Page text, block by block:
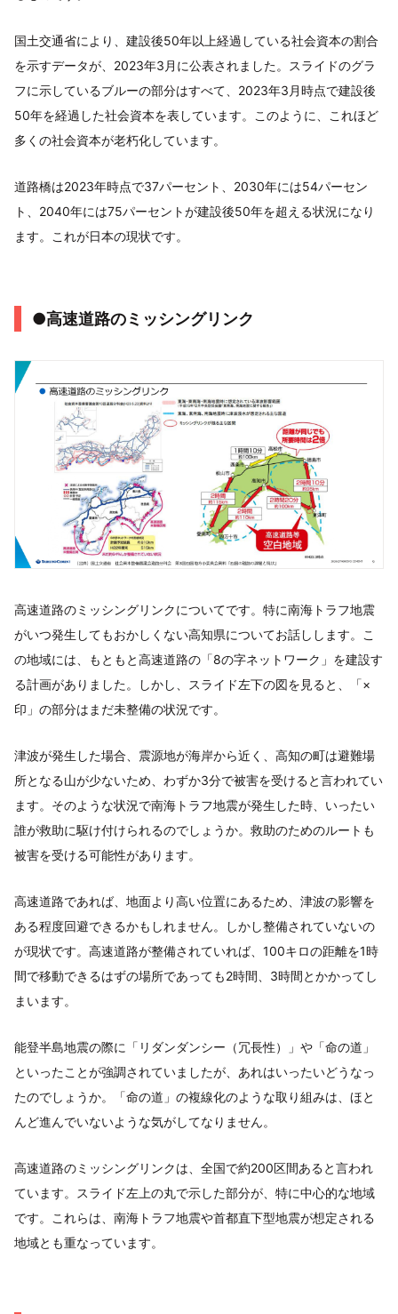
国土交通省により、建設後50年以上経過している社会資本の割合
を示すデータが、2023年3月に公表されました。スライドのグラ
フに示しているブルーの部分はすべて、2023年3月時点で建設後
50年を経過した社会資本を表しています。このように、これほど
多くの社会資本が老朽化しています。
道路橋は2023年時点で37パーセント、2030年には54パーセン
ト、2040年には75パーセントが建設後50年を超える状況になり
ます。これが日本の現状です。
●高速道路のミッシングリンク
高速道路のミッシングリンクについてです。特に南海トラフ地震
がいつ発生してもおかしくない高知県についてお話しします。こ
の地域には、もともと高速道路の「8の字ネットワーク」を建設す
る計画がありました。しかし、スライド左下の図を見ると、「×
印」の部分はまだ未整備の状況です。
津波が発生した場合、震源地が海岸から近く、高知の町は避難場
所となる山が少ないため、わずか3分で被害を受けると言われてい
ます。そのような状況で南海トラフ地震が発生した時、いったい
誰が救助に駆け付けられるのでしょうか。救助のためのルートも
被害を受ける可能性があります。
高速道路であれば、地面より高い位置にあるため、津波の影響を
ある程度回避できるかもしれません。しかし整備されていないの
が現状です。高速道路が整備されていれば、100キロの距離を1時
間で移動できるはずの場所であっても2時間、3時間とかかってし
まいます。
能登半島地震の際に「リダンダンシー（冗長性）」や「命の道」
といったことが強調されていましたが、あれはいったいどうなっ
たのでしょうか。「命の道」の複線化のような取り組みは、ほと
んど進んでいないような気がしてなりません。
高速道路のミッシングリンクは、全国で約200区間あると言われ
ています。スライド左上の丸で示した部分が、特に中心的な地域
です。これらは、南海トラフ地震や首都直下型地震が想定される
地域とも重なっています。